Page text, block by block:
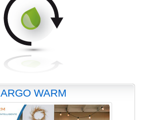
ARGO WARM